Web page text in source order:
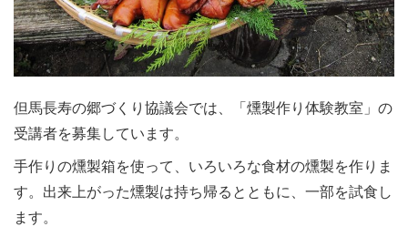
但馬長寿の郷づくり協議会では、「燻製作り体験教室」の
受講者を募集しています。
手作りの燻製箱を使って、いろいろな食材の燻製を作りま
す。出来上がった燻製は持ち帰るとともに、一部を試食し
ます。